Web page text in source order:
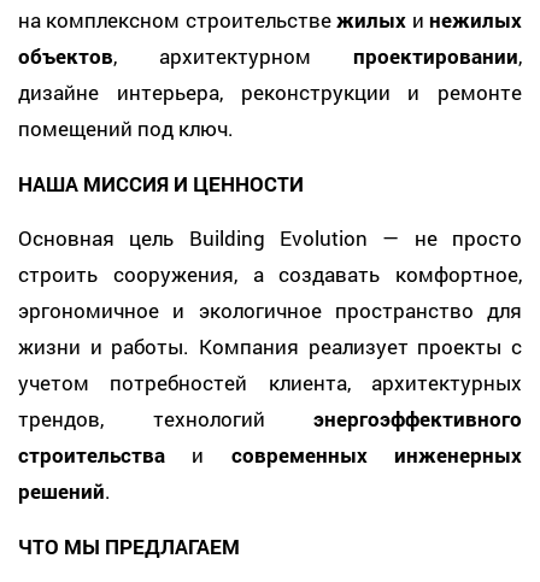
на комплексном строительствежилых инежилых
объектов, архитектурном проектировании,
дизайне интерьера, реконструкции и ремонте
помещений под ключ.
НАША МИССИЯ И ЦЕННОСТИ
Основная цель Building Evolution — не просто
строить сооружения, а создавать комфортное,
эргономичное и экологичное пространство для
жизни и работы. Компания реализует проекты с
учетом потребностей клиента, архитектурных
трендов, технологий энергоэффективного
строительства и современных инженерных
решений.
ЧТО МЫ ПРЕДЛАГАЕМ